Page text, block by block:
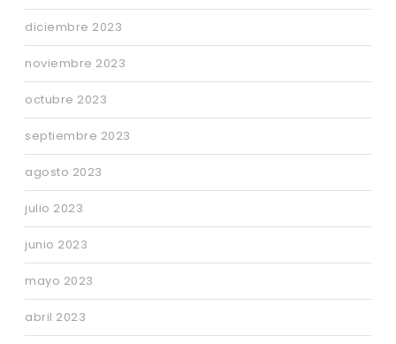
diciembre 2023
noviembre 2023
octubre 2023
septiembre 2023
agosto 2023
julio 2023
junio 2023
mayo 2023
abril 2023